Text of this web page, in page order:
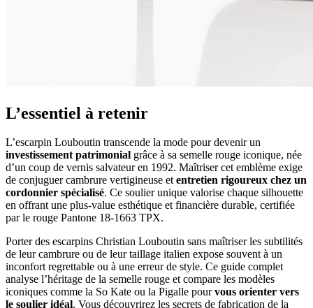
L’essentiel à retenir
L’escarpin Louboutin transcende la mode pour devenir un
investissement patrimonial grâce à sa semelle rouge iconique, née
d’un coup de vernis salvateur en 1992. Maîtriser cet emblème exige
de conjuguer cambrure vertigineuse etentretien rigoureux chez un
cordonnier spécialisé. Ce soulier unique valorise chaque silhouette
en offrant une plus-value esthétique et financière durable, certifiée
par le rouge Pantone 18-1663 TPX.
Porter des escarpins Christian Louboutin sans maîtriser les subtilités
de leur cambrure ou de leur taillage italien expose souvent à un
inconfort regrettable ou à une erreur de style. Ce guide complet
analyse l’héritage de la semelle rouge et compare les modèles
iconiques comme la So Kate ou la Pigalle pourvous orienter vers
le soulier idéal. Vous découvrirez les secrets de fabrication de la